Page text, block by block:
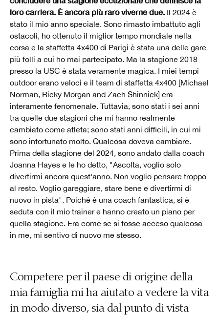
loro carriera. È ancora più raro viverne due. Il 2024 è
stato il mio anno speciale. Sono rimasto imbattuto agli
ostacoli, ho ottenuto il miglior tempo mondiale nella
corsa e la staffetta 4x400 di Parigi è stata una delle gare
più folli a cui ho mai partecipato. Ma la stagione 2018
presso la USC è stata veramente magica. I miei tempi
outdoor erano veloci e il team di staffetta 4x400 [Michael
Norman, Ricky Morgan and Zach Shinnick] era
interamente fenomenale. Tuttavia, sono stati i sei anni
tra quelle due stagioni che mi hanno realmente
cambiato come atleta; sono stati anni difficili, in cui mi
sono infortunato molto. Qualcosa doveva cambiare.
Prima della stagione del 2024, sono andato dalla coach
Joanna Hayes e le ho detto, "Ascolta, voglio solo
divertirmi ancora quest'anno. Non voglio pensare troppo
al resto. Voglio gareggiare, stare bene e divertirmi di
nuovo in pista". Poiché è una coach fantastica, si è
seduta con il mio trainer e hanno creato un piano per
quella stagione. Era come se si fosse acceso qualcosa
in me, mi sentivo di nuovo me stesso.
Competere per il paese di origine della
mia famiglia mi ha aiutato a vedere la vita
in modo diverso, sia dal punto di vista